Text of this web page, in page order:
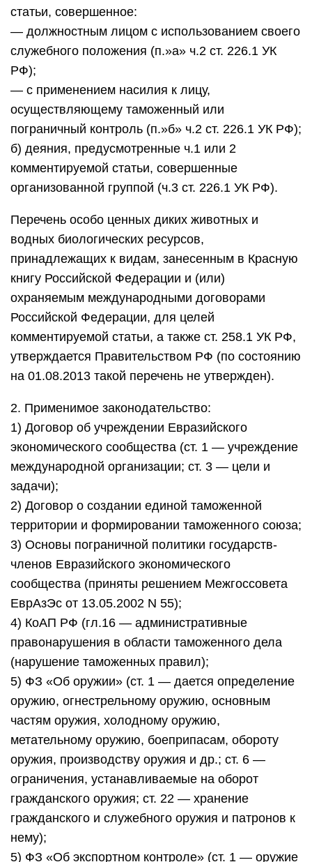
статьи, совершенное:
— должностным лицом с использованием своего
служебного положения (п.»а» ч.2 ст. 226.1 УК
РФ);
— с применением насилия к лицу,
осуществляющему таможенный или
пограничный контроль (п.»б» ч.2 ст. 226.1 УК РФ);
б) деяния, предусмотренные ч.1 или 2
комментируемой статьи, совершенные
организованной группой (ч.3 ст. 226.1 УК РФ).
Перечень особо ценных диких животных и
водных биологических ресурсов,
принадлежащих к видам, занесенным в Красную
книгу Российской Федерации и (или)
охраняемым международными договорами
Российской Федерации, для целей
комментируемой статьи, а также ст. 258.1 УК РФ,
утверждается Правительством РФ (по состоянию
на 01.08.2013 такой перечень не утвержден).
2. Применимое законодательство:
1) Договор об учреждении Евразийского
экономического сообщества (ст. 1 — учреждение
международной организации; ст. 3 — цели и
задачи);
2) Договор о создании единой таможенной
территории и формировании таможенного союза;
3) Основы пограничной политики государств-
членов Евразийского экономического
сообщества (приняты решением Межгоссовета
ЕврАзЭс от 13.05.2002 N 55);
4) КоАП РФ (гл.16 — административные
правонарушения в области таможенного дела
(нарушение таможенных правил);
5) ФЗ «Об оружии» (ст. 1 — дается определение
оружию, огнестрельному оружию, основным
частям оружия, холодному оружию,
метательному оружию, боеприпасам, обороту
оружия, производству оружия и др.; ст. 6 —
ограничения, устанавливаемые на оборот
гражданского оружия; ст. 22 — хранение
гражданского и служебного оружия и патронов к
нему);
5) ФЗ «Об экспортном контроле» (ст. 1 — оружие